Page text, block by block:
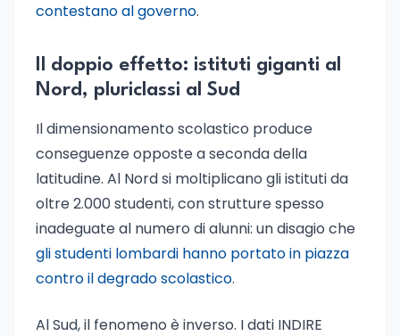
contestano al governo.
Il doppio effetto: istituti giganti al
Nord, pluriclassi al Sud
Il dimensionamento scolastico produce
conseguenze opposte a seconda della
latitudine. Al Nord si moltiplicano gli istituti da
oltre 2.000 studenti, con strutture spesso
inadeguate al numero di alunni: un disagio che
gli studenti lombardi hanno portato in piazza
contro il degrado scolastico.
Al Sud, il fenomeno è inverso. I dati INDIRE